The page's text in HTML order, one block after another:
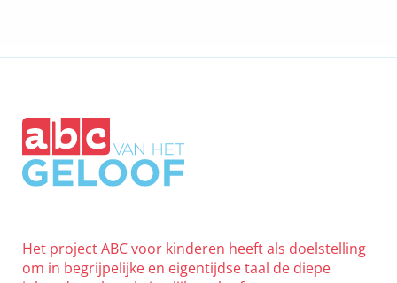
Het project ABC voor kinderen heeft als doelstelling
om in begrijpelijke en eigentijdse taal de diepe